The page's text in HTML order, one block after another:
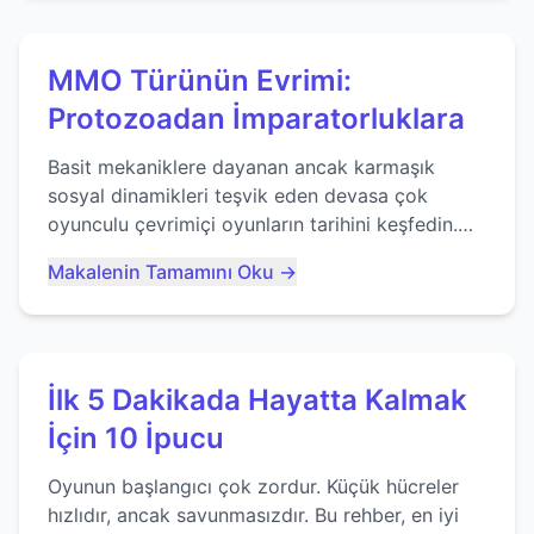
MMO Türünün Evrimi:
Protozoadan İmparatorluklara
Basit mekaniklere dayanan ancak karmaşık
sosyal dinamikleri teşvik eden devasa çok
oyunculu çevrimiçi oyunların tarihini keşfedin.
Makalenin Tamamını Oku →
İlk 5 Dakikada Hayatta Kalmak
İçin 10 İpucu
Oyunun başlangıcı çok zordur. Küçük hücreler
hızlıdır, ancak savunmasızdır. Bu rehber, en iyi